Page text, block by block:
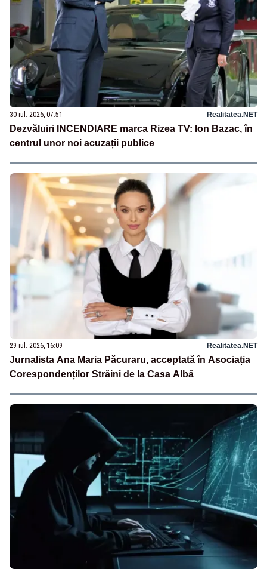
30 iul. 2026, 07:51 Realitatea.NET
Dezvăluiri INCENDIARE marca Rizea TV: Ion Bazac, în
centrul unor noi acuzații publice
29 iul. 2026, 16:09 Realitatea.NET
Jurnalista Ana Maria Păcuraru, acceptată în Asociația
Corespondenților Străini de la Casa Albă